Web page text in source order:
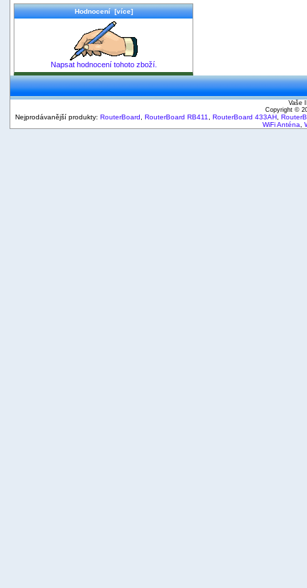
Hodnocení [více]
Napsat hodnocení tohoto zboží.
Vaše
Copyright ©
Nejprodávanější produkty: RouterBoard RouterBoard RB411 RouterBoard 433AH
WiFi Anténa